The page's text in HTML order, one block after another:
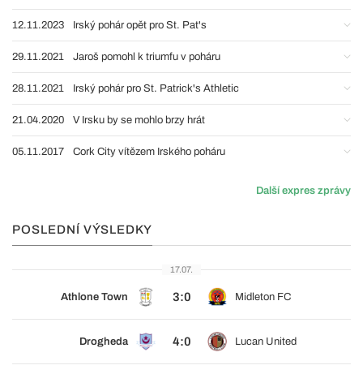
12.11.2023 Irský pohár opět pro St. Pat's
29.11.2021 Jaroš pomohl k triumfu v poháru
28.11.2021 Irský pohár pro St. Patrick's Athletic
21.04.2020 V Irsku by se mohlo brzy hrát
05.11.2017 Cork City vítězem Irského poháru
Další expres zprávy
POSLEDNÍ VÝSLEDKY
17.07.
Athlone Town 3:0 Midleton FC
Drogheda 4:0 Lucan United